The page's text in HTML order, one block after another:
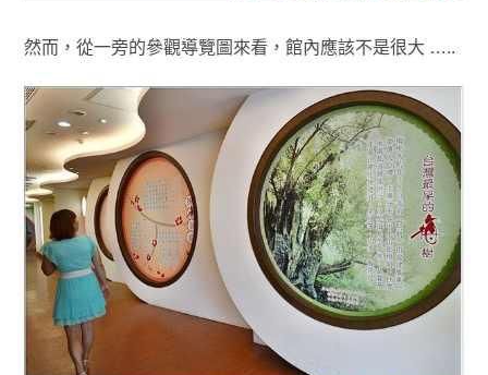
然而 ， 從一旁的參觀導覽圖來看，館內應該不是很大 …..